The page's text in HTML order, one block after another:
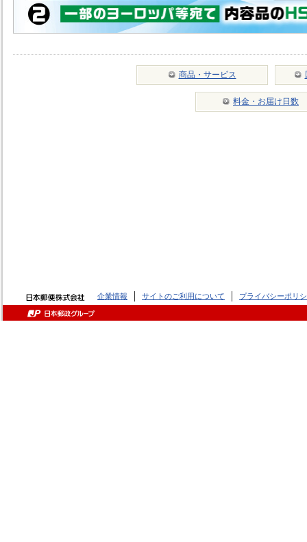
商品・サービス
料金・お届け日数
企業情報 サイトのご利用について プライバシーポリ